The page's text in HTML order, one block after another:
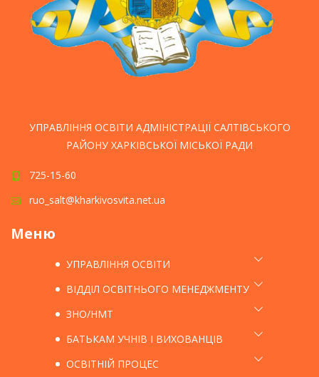
УПРАВЛІННЯ ОСВІТИ АДМІНІСТРАЦІЇ САЛТІВСЬКОГО
РАЙОНУ ХАРКІВСЬКОЇ МІСЬКОЇ РАДИ
725-15-60
ruo_salt@kharkivosvita.net.ua
Меню
УПРАВЛІННЯ ОСВІТИ
ВІДДІЛ ОСВІТНЬОГО МЕНЕДЖМЕНТУ
ЗНО/НМТ
БАТЬКАМ УЧНІВ І ВИХОВАНЦІВ
ОСВІТНІЙ ПРОЦЕС